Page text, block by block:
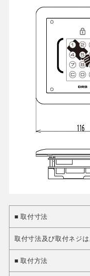
■ 取付寸法
取付寸法及び取付ネジ
■ 取付方法